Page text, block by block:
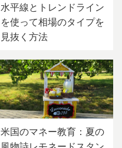
水平線とトレンドライン
を使って相場のタイプを
見抜く方法
米国のマネー教育：夏の